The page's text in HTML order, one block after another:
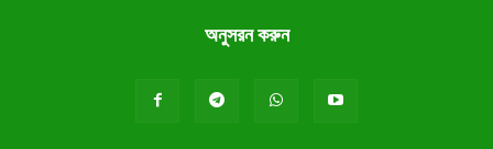
অনুসরন করুন